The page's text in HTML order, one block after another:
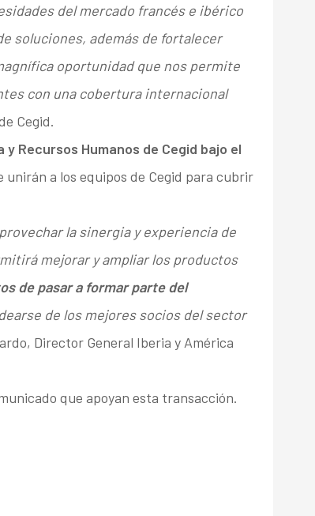
del mercado francés e ibérico
soluciones, además de fortalecer
oportunidad que nos permite
con una cobertura internacional
Cegid.
Recursos Humanos de Cegid bajo el
unirán a los equipos de Cegid para cubrir
la sinergia y experiencia de
mejorar y ampliar los productos
de pasar a formar parte del
de los mejores socios del sector
Director General Iberia y América
que apoyan esta transacción.